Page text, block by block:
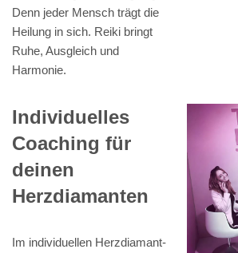
Denn jeder Mensch trägt die
Heilung in sich. Reiki bringt
Ruhe, Ausgleich und
Harmonie.
Individuelles
Coaching für
deinen
Herzdiamanten
Im individuellen Herzdiamant-